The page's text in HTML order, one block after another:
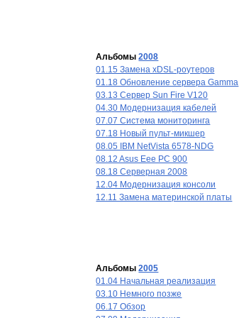
Альбомы2008
01.15 Замена xDSL-роутеров
01.18 Обновление сервера Gamma
03.13 Сервер Sun Fire V120
04.30 Модернизация кабелей
07.07 Система мониторинга
07.18 Новый пульт-микшер
08.05 IBM NetVista 6578-NDG
08.12 Asus Eee PC 900
08.18 Серверная 2008
12.04 Модернизация консоли
12.11 Замена материнской платы
Альбомы2005
01.04 Начальная реализация
03.10 Немного позже
06.17 Обзор